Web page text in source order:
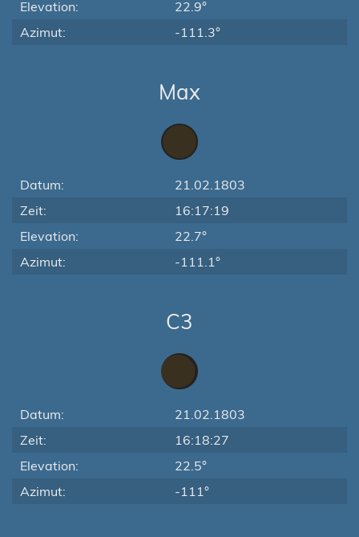
Elevation:
22.9°
Azimut:
-111.3°
Max
Datum:
21.02.1803
Zeit:
16:17:19
Elevation:
22.7°
Azimut:
-111.1°
C3
Datum:
21.02.1803
Zeit:
16:18:27
Elevation:
22.5°
Azimut:
-111°